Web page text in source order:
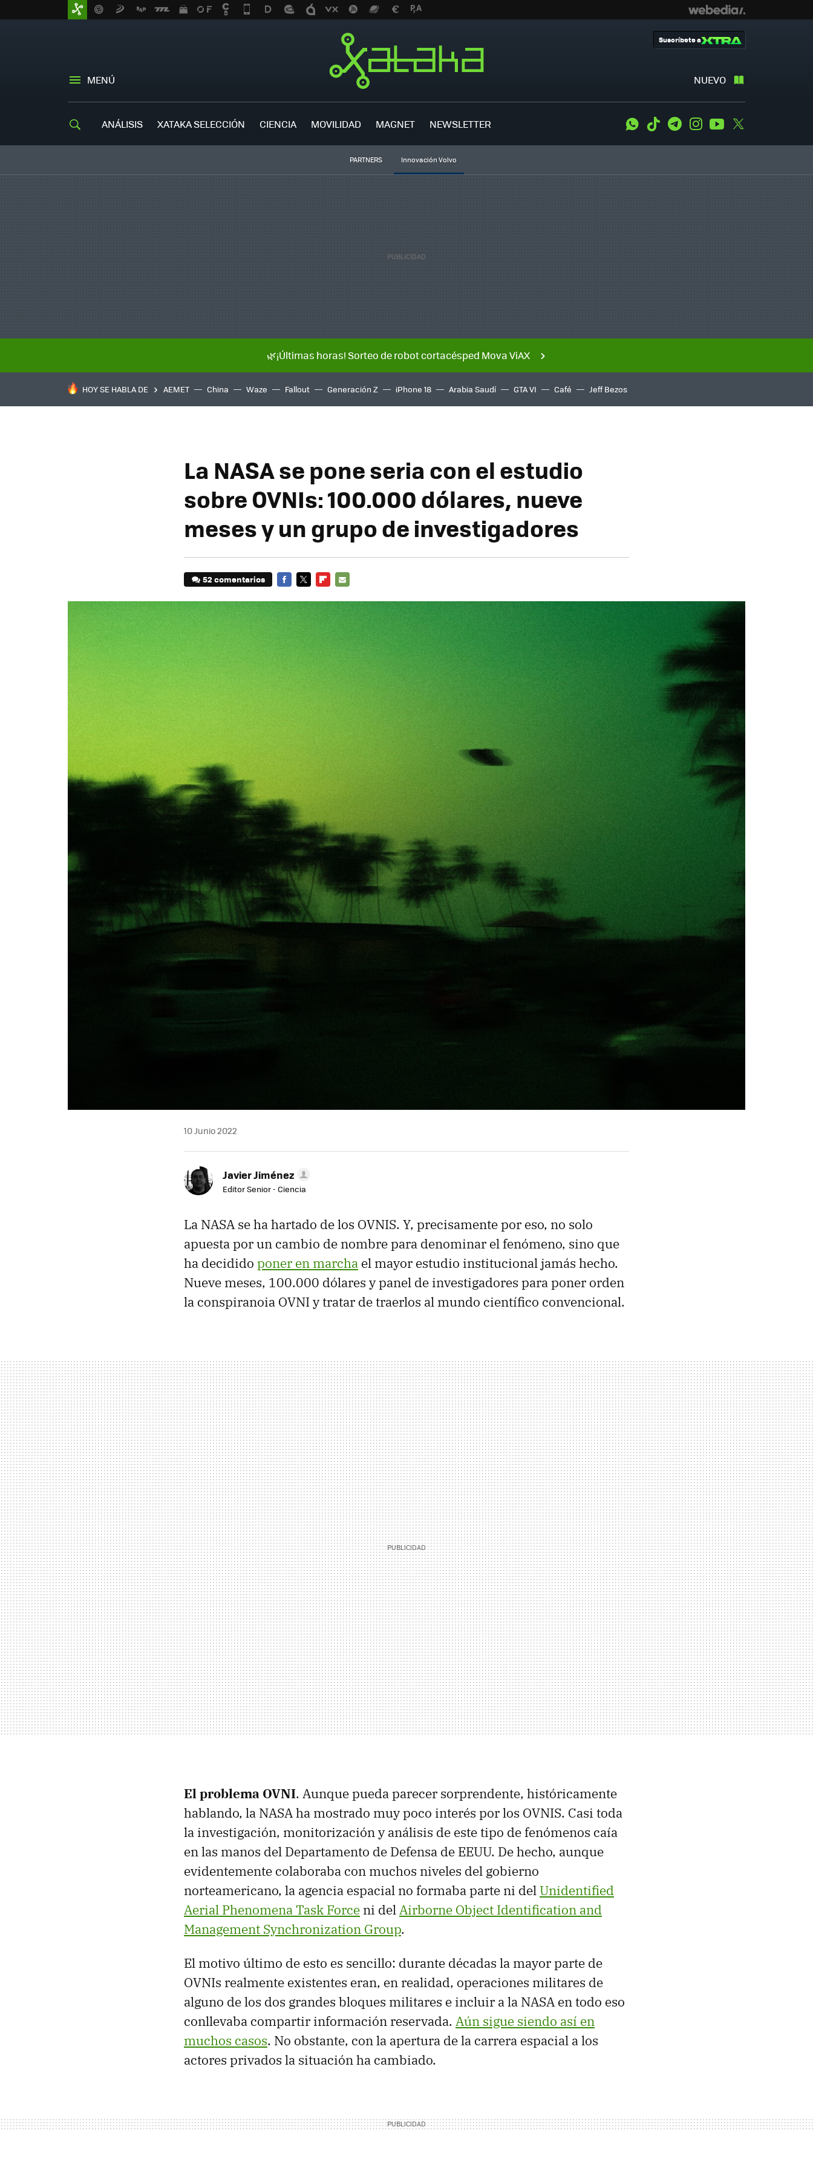
MENÚ NUEVO
Suscríbete a
ANÁLISIS XATAKA SELECCIÓN CIENCIA MOVILIDAD MAGNET NEWSLETTER WhatsApp
Tiktok TelegramInstagramYoutube
PARTNERS Innovación Volvo
🌿¡Últimas horas! Sorteo de robot cortacésped Mova ViAX
HOY SE HABLA DE AEMET China Waze Fallout Generación Z iPhone 18 Arabia Saudí GTA VI Café Jeff Bezos
La NASA se pone seria con el estudio
sobre OVNIs: 100.000 dólares, nueve
meses y un grupo de investigadores
52 comentarios
MAIL
10 Junio 2022
Javier Jiménez
Editor Senior - Ciencia
La NASA se ha hartado de los OVNIS. Y, precisamente por eso, no solo
apuesta por un cambio de nombre para denominar el fenómeno, sino que
ha decidido poner en marcha el mayor estudio institucional jamás hecho.
Nueve meses, 100.000 dólares y panel de investigadores para poner orden
la conspiranoia OVNI y tratar de traerlos al mundo científico convencional.
El problema OVNI. Aunque pueda parecer sorprendente, históricamente
hablando, la NASA ha mostrado muy poco interés por los OVNIS. Casi toda
la investigación, monitorización y análisis de este tipo de fenómenos caía
en las manos del Departamento de Defensa de EEUU. De hecho, aunque
evidentemente colaboraba con muchos niveles del gobierno
norteamericano, la agencia espacial no formaba parte ni del Unidentified
Aerial Phenomena Task Force ni delAirborne Object Identification and
Management Synchronization Group.
El motivo último de esto es sencillo: durante décadas la mayor parte de
OVNIs realmente existentes eran, en realidad, operaciones militares de
alguno de los dos grandes bloques militares e incluir a la NASA en todo eso
conllevaba compartir información reservada. Aún sigue siendo así en
muchos casos. No obstante, con la apertura de la carrera espacial a los
actores privados la situación ha cambiado.